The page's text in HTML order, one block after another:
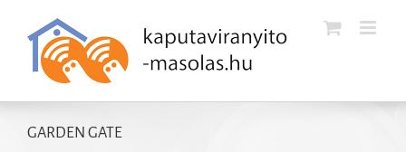
Kihagyás
GARDEN GATE